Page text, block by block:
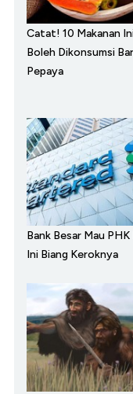
Catat! 10 Makanan
Boleh Dikonsumsi
Pepaya
Bank Besar Mau PHK
Ini Biang Keroknya